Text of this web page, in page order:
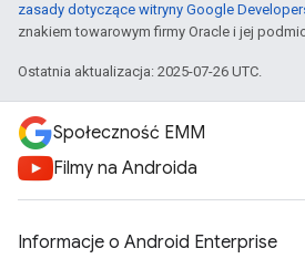
zasady dotyczące witryny Google
znakiem towarowym firmy Oracle i jej
Ostatnia aktualizacja: 2025-07-26 UTC.
Społeczność EMM
Filmy na Androida
Informacje o Android Enterprise